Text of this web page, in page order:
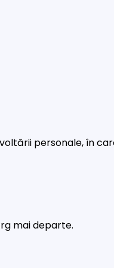
personale, în
mai departe.